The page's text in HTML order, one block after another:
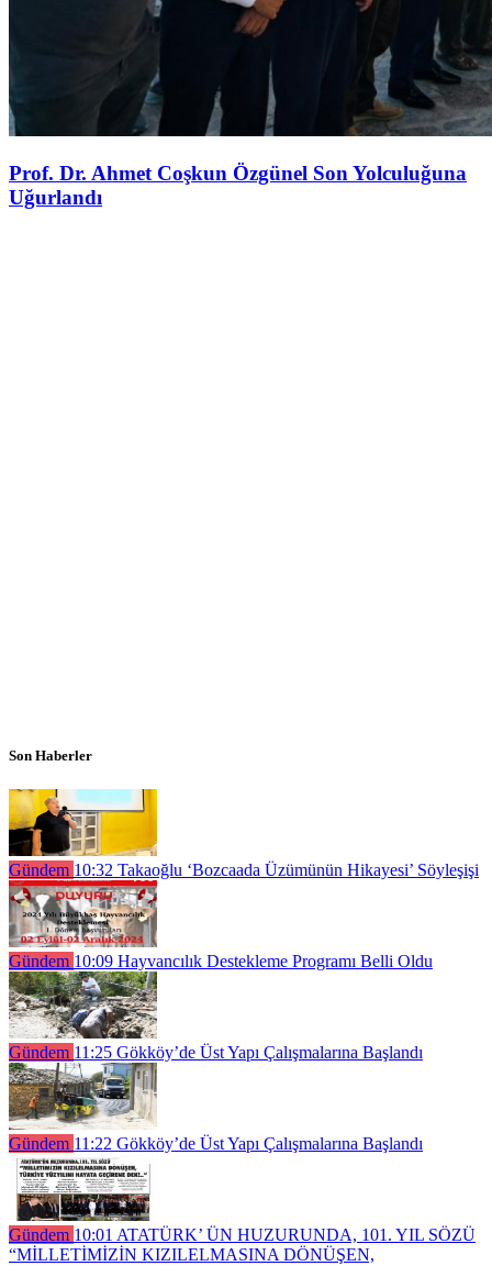
Prof. Dr. Ahmet Coşkun Özgünel Son Yolculuğuna
Uğurlandı
Son Haberler
Gündem 10:32 Takaoğlu ‘Bozcaada Üzümünün Hikayesi’ Söyleşişi
Gündem 10:09 Hayvancılık Destekleme Programı Belli Oldu
Gündem 11:25 Gökköy’de Üst Yapı Çalışmalarına Başlandı
Gündem 11:22 Gökköy’de Üst Yapı Çalışmalarına Başlandı
Gündem 10:01 ATATÜRK’ ÜN HUZURUNDA, 101. YIL SÖZÜ
“MİLLETİMİZİN KIZILELMASINA DÖNÜŞEN,